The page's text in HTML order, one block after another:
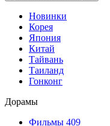
Новинки
Корея
Япония
Китай
Тайвань
Таиланд
Гонконг
Дорамы
Фильмы 409